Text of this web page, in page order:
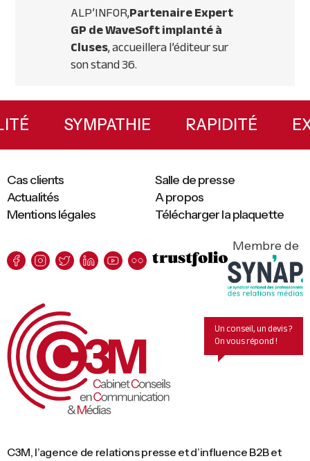
ALP’INFOR,Partenaire Expert
GP de WaveSoft implanté à
Cluses, accueillera l’éditeur sur
son stand 36.
Primary
SidebarSYMPATHIE RAPIDITÉ
C3M, l’agence de relations presse et d’influence B2B et
Mentions légales Télécharger la plaquette
Cas clients
Salle de presse
Actualités
A propos
Membre de
Un conseil, un devis ?
On vous répond !